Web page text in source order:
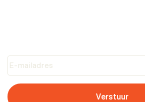
Verstuur